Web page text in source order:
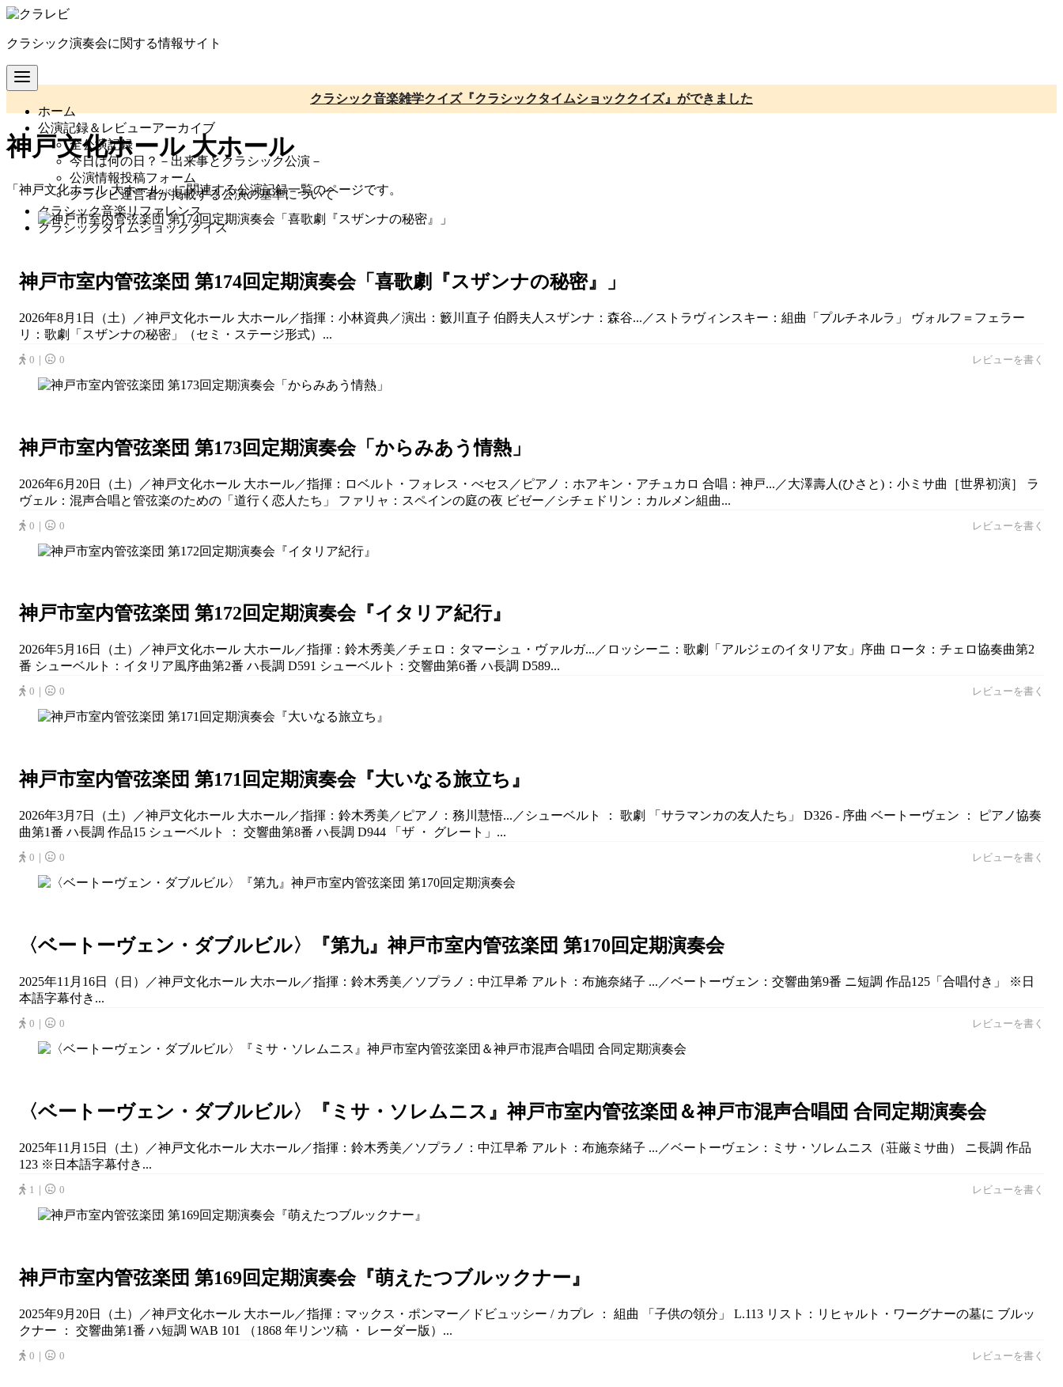
コ
テ
ン
ツ
移
クラシック演奏会に関する情報サイト
ホーム
公演記録＆レビューアーカイブ
全公演記録
今日は何の日？－出来事とクラシック公演－
公演情報投稿フォーム
クラレビ運営者が掲載する公演の基準について
クラシック音楽リファレンス
クラシックタイムショッククイズ
クラシック音楽雑学クイズ『クラシックタイムショッククイズ』ができました
神戸文化ホール 大ホール
「神戸文化ホール 大ホール」に関連する公演記録一覧のページです。
神戸市室内管弦楽団 第174回定期演奏会「喜歌劇『スザンナの秘密』」
2026年8月1日（土）／神戸文化ホール 大ホール／指揮：小林資典／演出：籔川直子 伯爵夫人スザンナ：森谷...／ストラヴィンスキー：組曲「プルチネルラ」 ヴォルフ＝フェラー
リ：歌劇「スザンナの秘密」（セミ・ステージ形式）...
0｜ 0 レビューを書く
神戸市室内管弦楽団 第173回定期演奏会「からみあう情熱」
2026年6月20日（土）／神戸文化ホール 大ホール／指揮：ロベルト・フォレス・べセス／ピアノ：ホアキン・アチュカロ 合唱：神戸...／大澤壽人(ひさと)：小ミサ曲［世界初演］ ラ
ヴェル：混声合唱と管弦楽のための「道行く恋人たち」 ファリャ：スペインの庭の夜 ビゼー／シチェドリン：カルメン組曲...
0｜ 0 レビューを書く
神戸市室内管弦楽団 第172回定期演奏会『イタリア紀行』
2026年5月16日（土）／神戸文化ホール 大ホール／指揮：鈴木秀美／チェロ：タマーシュ・ヴァルガ...／ロッシーニ：歌劇「アルジェのイタリア女」序曲 ロータ：チェロ協奏曲第2
番 シューベルト：イタリア風序曲第2番 ハ長調 D591 シューベルト：交響曲第6番 ハ長調 D589...
0｜ 0 レビューを書く
神戸市室内管弦楽団 第171回定期演奏会『大いなる旅立ち』
2026年3月7日（土）／神戸文化ホール 大ホール／指揮：鈴木秀美／ピアノ：務川慧悟...／シューベルト ： 歌劇 「サラマンカの友人たち」 D326 - 序曲 ベートーヴェン ： ピアノ協奏
曲第1番 ハ長調 作品15 シューベルト ： 交響曲第8番 ハ長調 D944 「ザ ・ グレート」...
0｜ 0 レビューを書く
〈ベートーヴェン・ダブルビル〉『第九』神戸市室内管弦楽団 第170回定期演奏会
2025年11月16日（日）／神戸文化ホール 大ホール／指揮：鈴木秀美／ソプラノ：中江早希 アルト：布施奈緒子 ...／ベートーヴェン：交響曲第9番 ニ短調 作品125「合唱付き」 ※日
本語字幕付き...
0｜ 0 レビューを書く
〈ベートーヴェン・ダブルビル〉『ミサ・ソレムニス』神戸市室内管弦楽団＆神戸市混声合唱団 合同定期演奏会
2025年11月15日（土）／神戸文化ホール 大ホール／指揮：鈴木秀美／ソプラノ：中江早希 アルト：布施奈緒子 ...／ベートーヴェン：ミサ・ソレムニス（荘厳ミサ曲） ニ長調 作品
123 ※日本語字幕付き...
1｜ 0 レビューを書く
神戸市室内管弦楽団 第169回定期演奏会『萌えたつブルックナー』
2025年9月20日（土）／神戸文化ホール 大ホール／指揮：マックス・ポンマー／ドビュッシー / カプレ ： 組曲 「子供の領分」 L.113 リスト：リヒャルト・ワーグナーの墓に ブルッ
クナー ： 交響曲第1番 ハ短調 WAB 101 （1868 年リンツ稿 ・ レーダー版）...
0｜ 0 レビューを書く